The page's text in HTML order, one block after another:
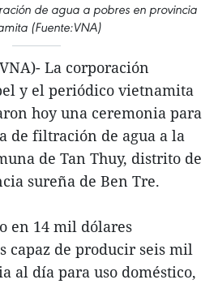
de agua a pobres en provincia
(Fuente:VNA)
La corporación
y el periódico vietnamita
hoy una ceremonia para
de filtración de agua a la
de Tan Thuy, distrito de
sureña de Ben Tre.
en 14 mil dólares
capaz de producir seis mil
al día para uso doméstico,